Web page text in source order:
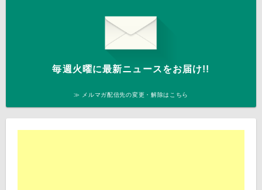
毎週火曜に最新ニュースをお届け!!
≫ メルマガ配信先の変更・解除はこちら